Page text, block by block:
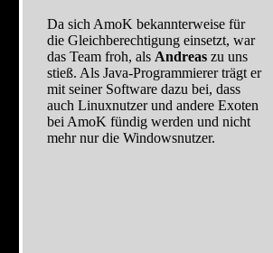
Da sich AmoK bekannterweise für
die Gleichberechtigung einsetzt, war
das Team froh, als Andreaszu uns
stieß. Als Java-Programmierer trägt er
mit seiner Software dazu bei, dass
auch Linuxnutzer und andere Exoten
bei AmoK fündig werden und nicht
mehr nur die Windowsnutzer.